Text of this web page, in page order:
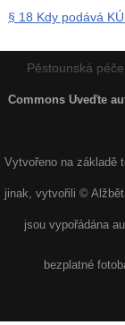
§ 18 Kdy podává
Pěstounská
Commons Uveďte
Vytvořeno na základě
jinak, vytvořili ©
jsou vypořádána
bezplatné